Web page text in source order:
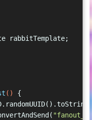
rabbitTemplate;
()
{